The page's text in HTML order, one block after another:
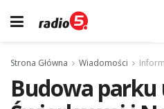
Strona Główna Wiadomości
Budowa parku